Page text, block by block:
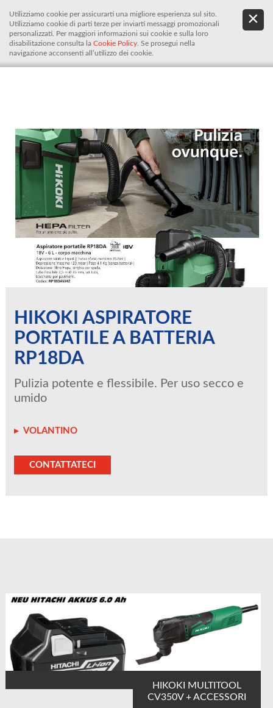
Utilizziamo cookie per assicurarti una migliore esperienza sul sito.
Utilizziamo cookie di parti terze per inviarti messaggi promozionali
personalizzati. Per maggiori informazioni sui cookie e sulla loro
disabilitazione consulta la Cookie Policy . Se prosegui nella
navigazione acconsenti all’utilizzo dei cookie.
De.It
HIKOKI ASPIRATORE
PORTATILE A BATTERIA
RP18DA
Pulizia potente e flessibile. Per uso secco e
umido
VOLANTINO
CONTATTATECI
HIKOKI MULTITOOL
CV350V + ACCESSORI